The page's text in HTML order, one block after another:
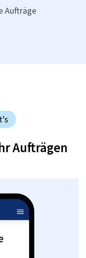
Aufträge
Aufträgen